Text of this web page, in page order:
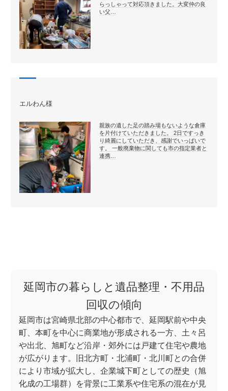
らっしゃって対応頂きました。大変仲の良
い父…
エルわん様
親族の遺した足の踏み場もないような倉庫
を片付けていただきました。 2日ですっき
り綺麗にしていただき、感謝でいっぱいで
す。 一般廃棄物に関しても市の指定業者と
連携…
延岡市の暮らしと遺品整理・不用品
回収の傾向
延岡市は宮崎県北部の中心都市で、延岡駅前や中央
町、本町を中心に商業地が形成される一方、土々呂
や出北、旭町など沿岸・郊外には戸建て住宅や農地
が広がります。旧北方町・北浦町・北川町との合併
により市域が拡大し、企業城下町としての歴史（旭
化成の工場群）を背景に工業系や住宅系の混在が見